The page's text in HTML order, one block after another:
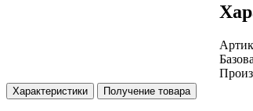
Характеристики Получение товара